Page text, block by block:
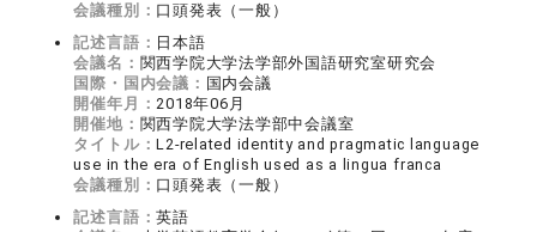
会議種別： 口頭発表（一般）
記述言語： 日本語
会議名： 関西学院大学法学部外国語研究室研究会
国際・国内会議： 国内会議
開催年月：2018年06月
開催地： 関西学院大学法学部中会議室
タイトル：L2-related identity and pragmatic language
use in the era of English used as a lingua franca
会議種別： 口頭発表（一般）
記述言語：英語